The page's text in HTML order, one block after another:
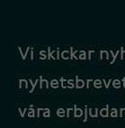
Vi skickar
våra